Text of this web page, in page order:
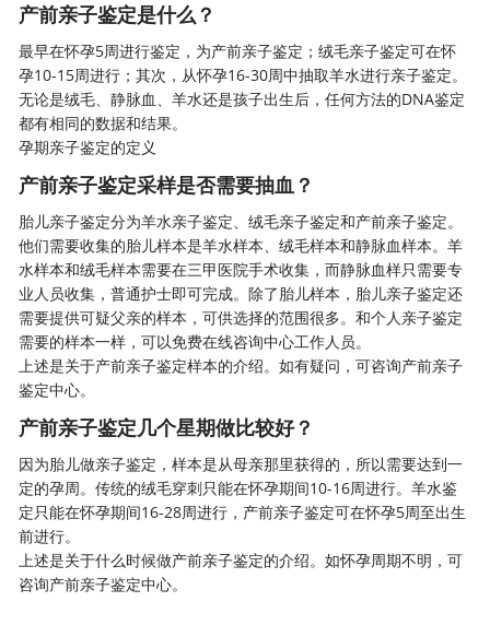
产前亲子鉴定是什么？
最早在怀孕5周进行鉴定，为产前亲子鉴定；绒毛亲子鉴定可在怀
孕10-15周进行；其次，从怀孕16-30周中抽取羊水进行亲子鉴定。
无论是绒毛、静脉血、羊水还是孩子出生后，任何方法的DNA鉴定
都有相同的数据和结果。
孕期亲子鉴定的定义
产前亲子鉴定采样是否需要抽血？
胎儿亲子鉴定分为羊水亲子鉴定、绒毛亲子鉴定和产前亲子鉴定。
他们需要收集的胎儿样本是羊水样本、绒毛样本和静脉血样本。羊
水样本和绒毛样本需要在三甲医院手术收集，而静脉血样只需要专
业人员收集，普通护士即可完成。除了胎儿样本，胎儿亲子鉴定还
需要提供可疑父亲的样本，可供选择的范围很多。和个人亲子鉴定
需要的样本一样，可以免费在线咨询中心工作人员。
上述是关于产前亲子鉴定样本的介绍。如有疑问，可咨询产前亲子
鉴定中心。
产前亲子鉴定几个星期做比较好？
因为胎儿做亲子鉴定，样本是从母亲那里获得的，所以需要达到一
定的孕周。传统的绒毛穿刺只能在怀孕期间10-16周进行。羊水鉴
定只能在怀孕期间16-28周进行，产前亲子鉴定可在怀孕5周至出生
前进行。
上述是关于什么时候做产前亲子鉴定的介绍。如怀孕周期不明，可
咨询产前亲子鉴定中心。